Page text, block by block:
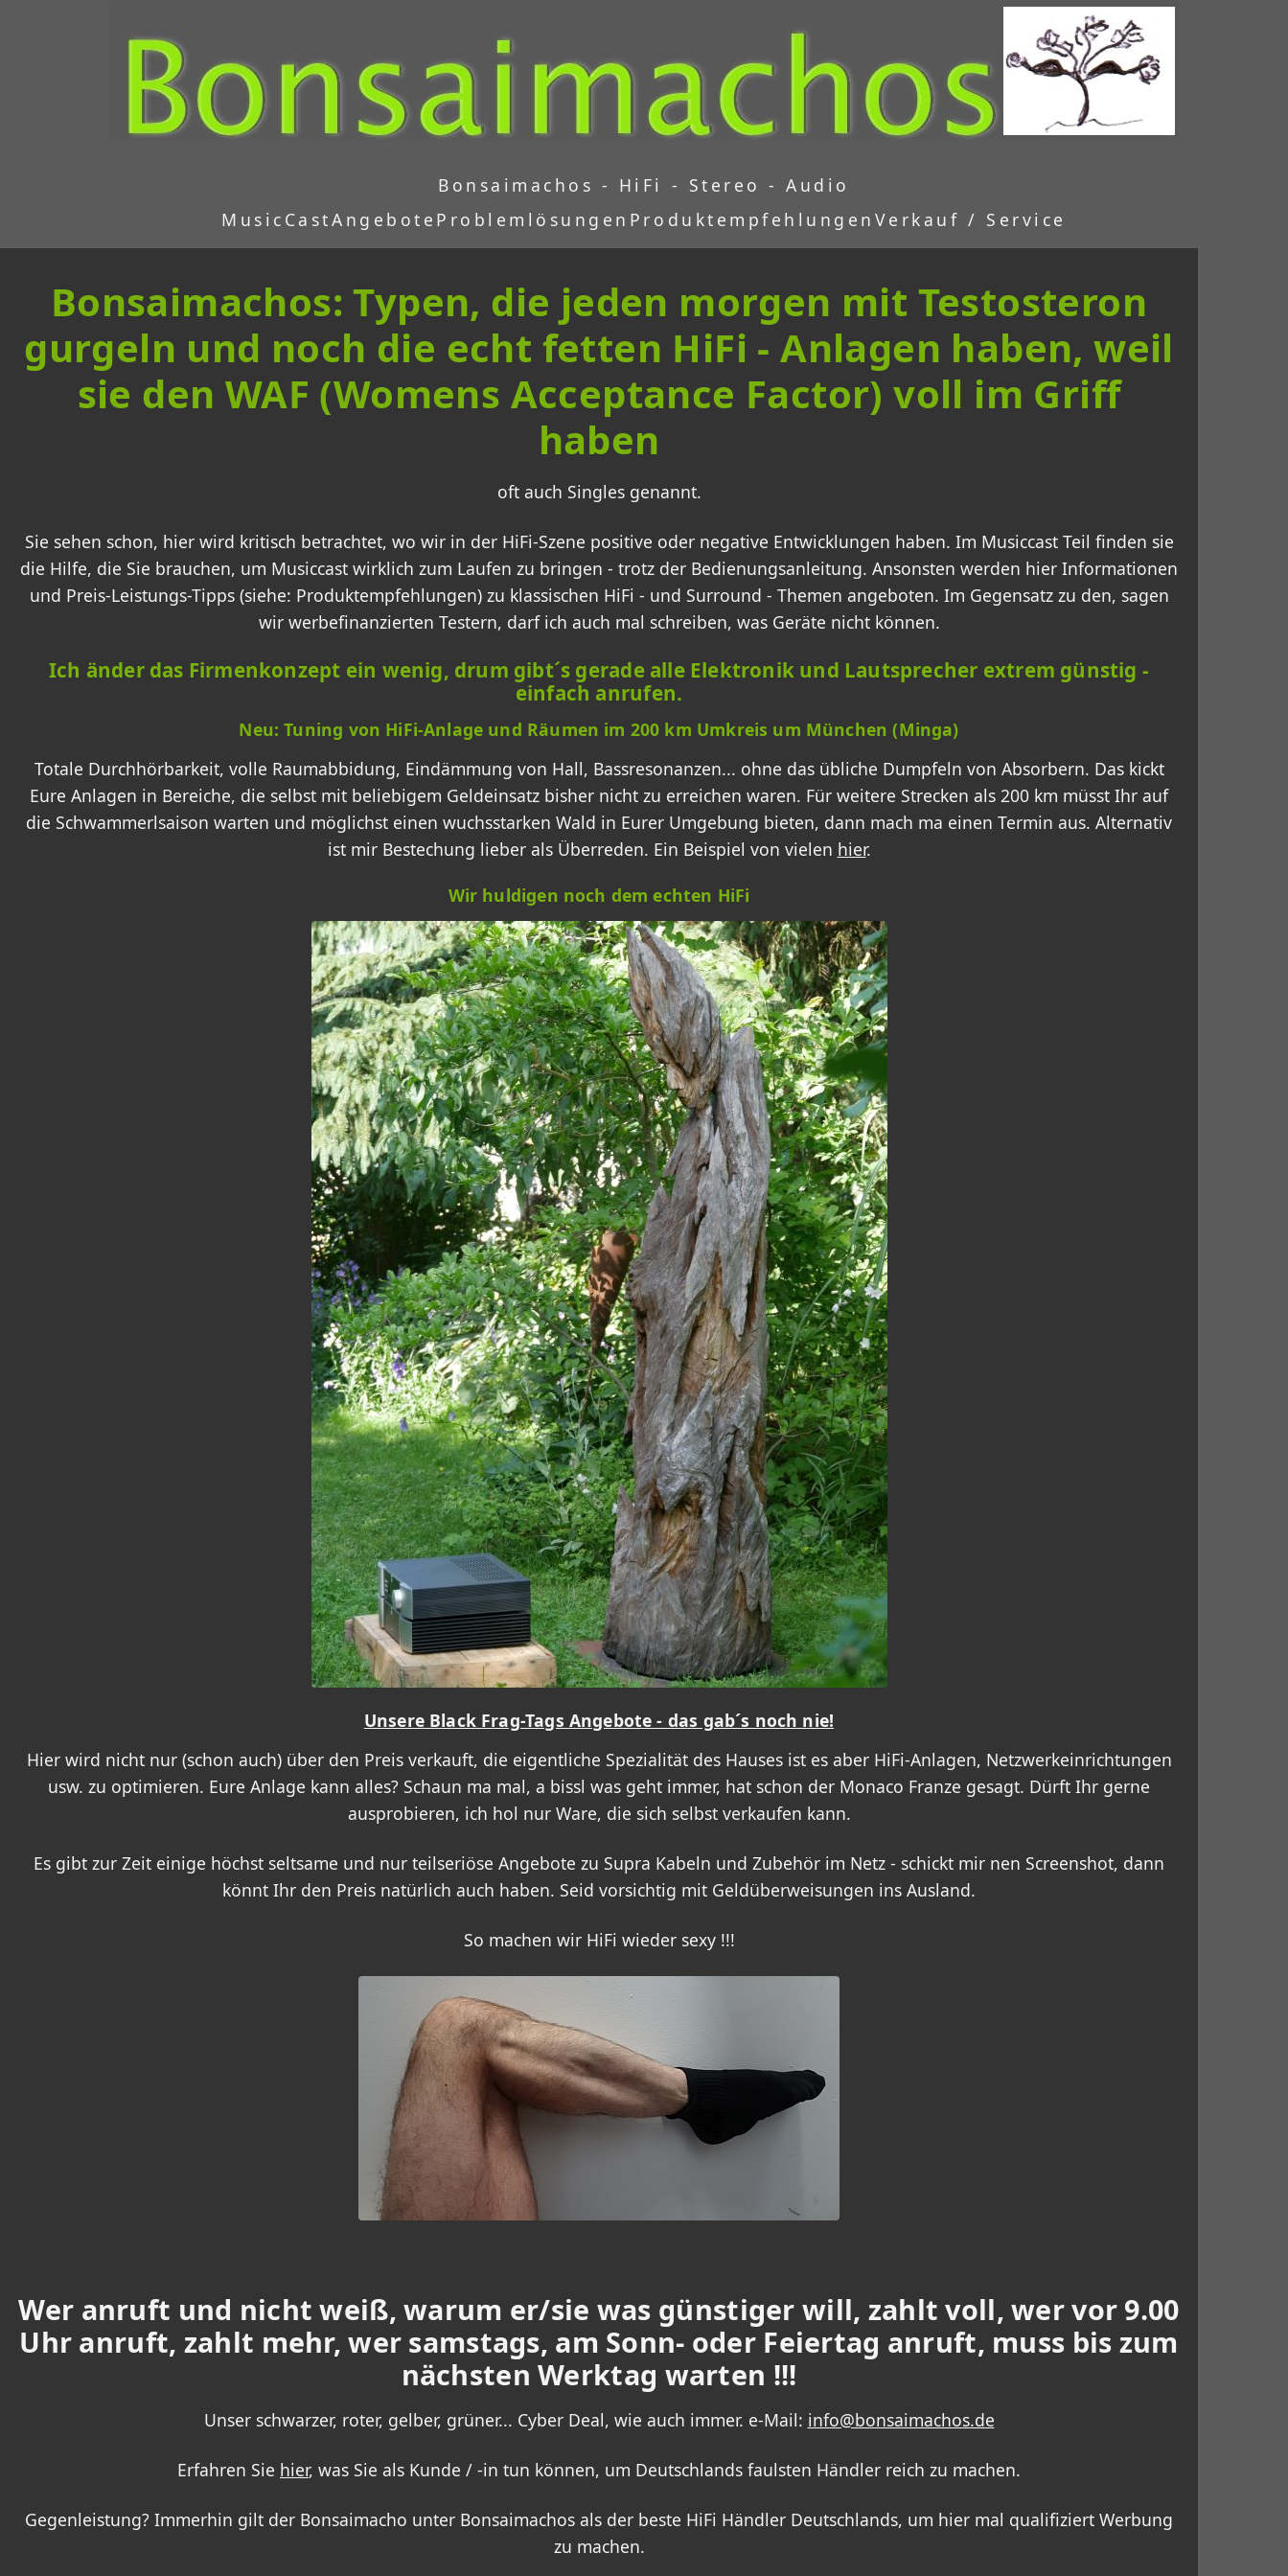
Bonsaimachos - HiFi - Stereo - Audio
MusicCastAngebote Problemlösungen Produktempfehlungen Verkauf / Service
Bonsaimachos: Typen, die jeden morgen mit Testosteron
gurgeln und noch die echt fetten HiFi - Anlagen haben, weil
sie den WAF (Womens Acceptance Factor) voll im Griff
haben
oft auch Singles genannt.
Sie sehen schon, hier wird kritisch betrachtet, wo wir in der HiFi-Szene positive oder negative Entwicklungen haben. Im Musiccast Teil finden sie
die Hilfe, die Sie brauchen, um Musiccast wirklich zum Laufen zu bringen - trotz der Bedienungsanleitung. Ansonsten werden hier Informationen
und Preis-Leistungs-Tipps (siehe: Produktempfehlungen) zu klassischen HiFi - und Surround - Themen angeboten. Im Gegensatz zu den, sagen
wir werbefinanzierten Testern, darf ich auch mal schreiben, was Geräte nicht können.
Ich änder das Firmenkonzept ein wenig, drum gibt´s gerade alle Elektronik und Lautsprecher extrem günstig -
einfach anrufen.
Neu: Tuning von HiFi-Anlage und Räumen im 200 km Umkreis um München (Minga)
Totale Durchhörbarkeit, volle Raumabbidung, Eindämmung von Hall, Bassresonanzen... ohne das übliche Dumpfeln von Absorbern. Das kickt
Eure Anlagen in Bereiche, die selbst mit beliebigem Geldeinsatz bisher nicht zu erreichen waren. Für weitere Strecken als 200 km müsst Ihr auf
die Schwammerlsaison warten und möglichst einen wuchsstarken Wald in Eurer Umgebung bieten, dann mach ma einen Termin aus. Alternativ
ist mir Bestechung lieber als Überreden. Ein Beispiel von vielen hier.
Wir huldigen noch dem echten HiFi
Unsere Black Frag-Tags Angebote - das gab´s noch nie!
Hier wird nicht nur (schon auch) über den Preis verkauft, die eigentliche Spezialität des Hauses ist es aber HiFi-Anlagen, Netzwerkeinrichtungen
usw. zu optimieren. Eure Anlage kann alles? Schaun ma mal, a bissl was geht immer, hat schon der Monaco Franze gesagt. Dürft Ihr gerne
ausprobieren, ich hol nur Ware, die sich selbst verkaufen kann.
Es gibt zur Zeit einige höchst seltsame und nur teilseriöse Angebote zu Supra Kabeln und Zubehör im Netz - schickt mir nen Screenshot, dann
könnt Ihr den Preis natürlich auch haben. Seid vorsichtig mit Geldüberweisungen ins Ausland.
So machen wir HiFi wieder sexy !!!
Wer anruft und nicht weiß, warum er/sie was günstiger will, zahlt voll, wer vor 9.00
Uhr anruft, zahlt mehr, wer samstags, am Sonn- oder Feiertag anruft, muss bis zum
nächsten Werktag warten !!!
Unser schwarzer, roter, gelber, grüner... Cyber Deal, wie auch immer. e-Mail: info@bonsaimachos.de
Erfahren Sie hier, was Sie als Kunde / -in tun können, um Deutschlands faulsten Händler reich zu machen.
Gegenleistung? Immerhin gilt der Bonsaimacho unter Bonsaimachos als der beste HiFi Händler Deutschlands, um hier mal qualifiziert Werbung
zu machen.